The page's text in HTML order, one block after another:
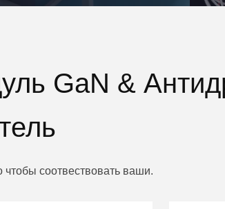
GaN &
соотвествовать ваши.